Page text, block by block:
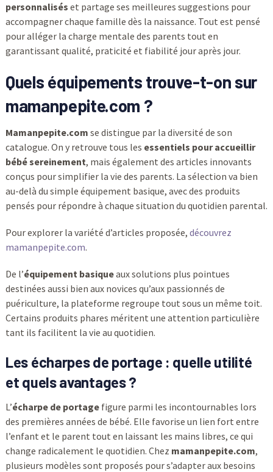
personnalisés et partage ses meilleures suggestions pour
accompagner chaque famille dès la naissance. Tout est pensé
pour alléger la charge mentale des parents tout en
garantissant qualité, praticité et fiabilité jour après jour.
Quels équipements trouve-t-on sur
mamanpepite.com ?
Mamanpepite.com se distingue par la diversité de son
catalogue. On y retrouve tous les essentiels pour accueillir
bébé sereinement, mais également des articles innovants
conçus pour simplifier la vie des parents. La sélection va bien
au-delà du simple équipement basique, avec des produits
pensés pour répondre à chaque situation du quotidien parental.
Pour explorer la variété d’articles proposée, découvrez
mamanpepite.com.
De l’équipement basiqueaux solutions plus pointues
destinées aussi bien aux novices qu’aux passionnés de
puériculture, la plateforme regroupe tout sous un même toit.
Certains produits phares méritent une attention particulière
tant ils facilitent la vie au quotidien.
Les écharpes de portage : quelle utilité
et quels avantages ?
L’écharpe de portagefigure parmi les incontournables lors
des premières années de bébé. Elle favorise un lien fort entre
l’enfant et le parent tout en laissant les mains libres, ce qui
change radicalement le quotidien. Chez mamanpepite.com,
plusieurs modèles sont proposés pour s’adapter aux besoins